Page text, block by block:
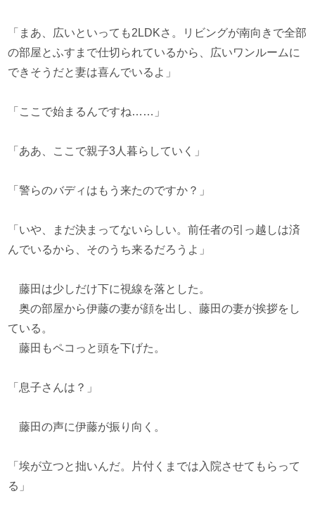
「まあ、広いといっても2LDKさ。リビングが南向きで全部
の部屋とふすまで仕切られているから、広いワンルームに
できそうだと妻は喜んでいるよ」
「ここで始まるんですね……」
「ああ、ここで親子3人暮らしていく」
「警らのバディはもう来たのですか？」
「いや、まだ決まってないらしい。前任者の引っ越しは済
んでいるから、そのうち来るだろうよ」
藤田は少しだけ下に視線を落とした。
奥の部屋から伊藤の妻が顔を出し、藤田の妻が挨拶をし
ている。
藤田もペコっと頭を下げた。
「息子さんは？」
藤田の声に伊藤が振り向く。
「埃が立つと拙いんだ。片付くまでは入院させてもらって
る」